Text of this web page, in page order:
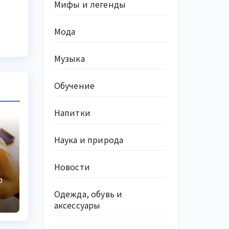
Мифы и легенды
Мода
Музыка
Обучение
Напитки
Наука и природа
Новости
Одежда, обувь и
аксессуары